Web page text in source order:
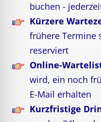
buchen -
Kürzere
frühere Termine
reserviert
Online-
wird, ein noch
E-Mail erhalten
Kurzfristige